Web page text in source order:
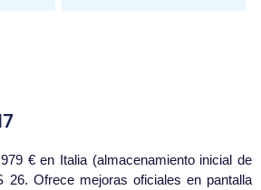
€ en Italia (almacenamiento inicial de
26. Ofrece mejoras oficiales en pantalla